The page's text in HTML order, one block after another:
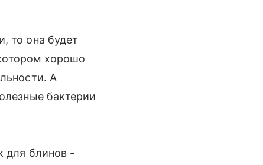
то она будет
хорошо
А
бактерии
для блинов -